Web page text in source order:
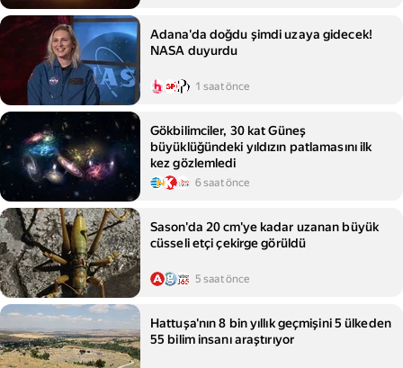
Adana'da doğdu şimdi uzaya gidecek!
NASA duyurdu
1 saat önce
Gökbilimciler, 30 kat Güneş
büyüklüğündeki yıldızın patlamasını ilk
kez gözlemledi
6 saat önce
Sason'da 20 cm'ye kadar uzanan büyük
cüsseli etçi çekirge görüldü
5 saat önce
Hattuşa'nın 8 bin yıllık geçmişini 5 ülkeden
55 bilim insanı araştırıyor